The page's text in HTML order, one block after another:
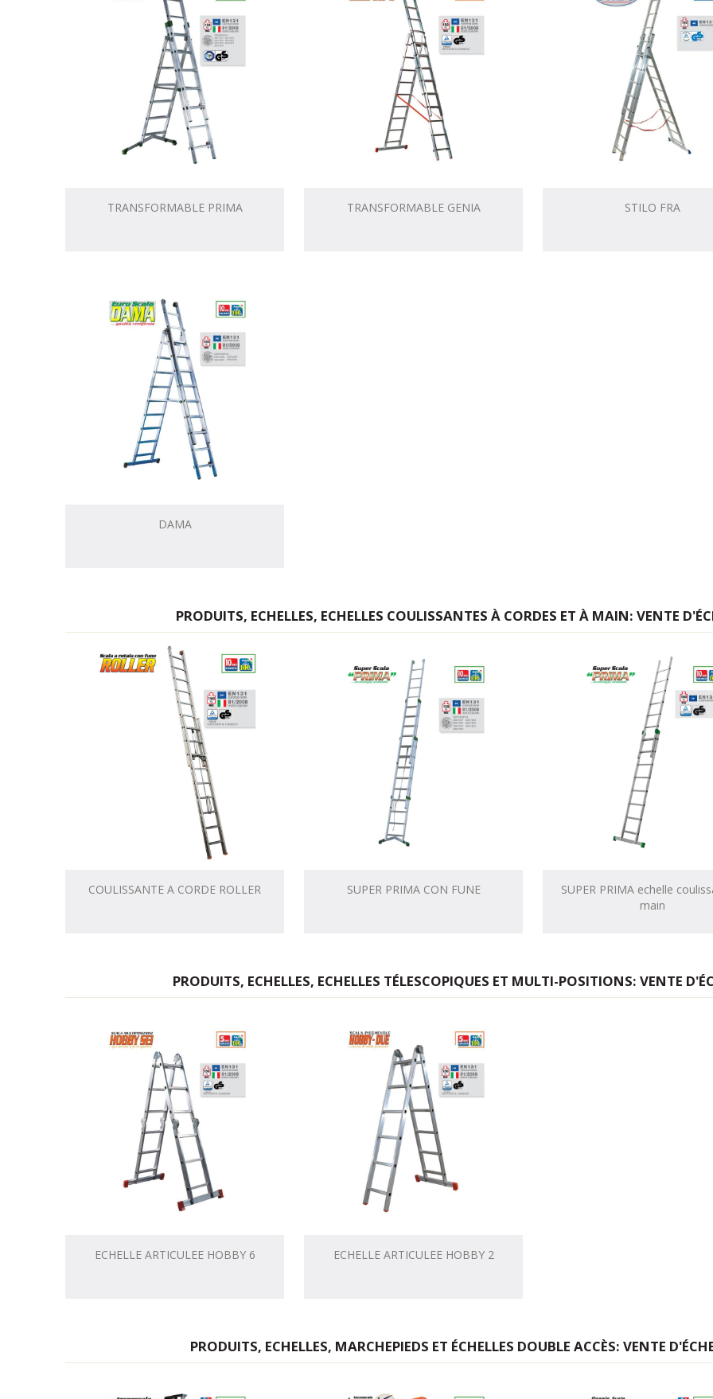
TRANSFORMABLE PRIMA TRANSFORMABLE GENIA STILO FRA
DAMA
PRODUITS, ECHELLES, ECHELLES COULISSANTES À CORDES ET À MAIN: VENTE
COULISSANTE A CORDE ROLLER SUPER PRIMA CON FUNE
SUPER PRIMA echelle
main
PRODUITS, ECHELLES, ECHELLES TÉLESCOPIQUES ET MULTI-POSITIONS: VENTE
ECHELLE ARTICULEE HOBBY 6 ECHELLE ARTICULEE HOBBY 2
PRODUITS, ECHELLES, MARCHEPIEDS ET ÉCHELLES DOUBLE ACCÈS: VENTE